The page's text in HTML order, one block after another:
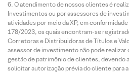
O atendimento de nossos clientes é
Investimentos ou por assessores de
atividades por meio da XP, em conformidade
178/2023, os quais encontram-se
Corretoras e Distribuidoras de Títulos e
assessor de investimento não pode
gestão de patrimônio de clientes, devendo
solicitar autorização prévia do cliente para